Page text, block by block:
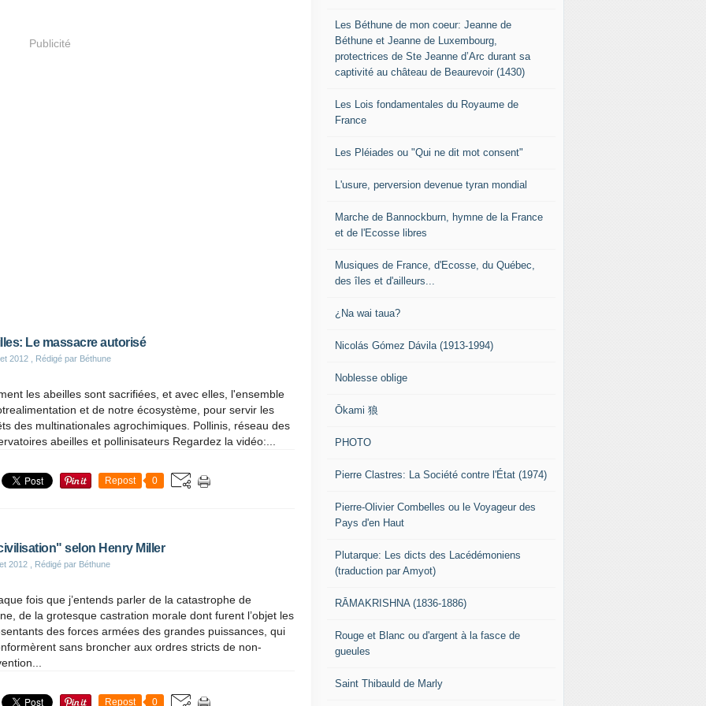
Publicité
Le massacre autorisé
2012 , Rédigé par Béthune
les abeilles sont sacrifiées, et avec elles, l'ensemble
et de notre écosystème, pour servir les
des multinationales agrochimiques. Pollinis, réseau des
abeilles et pollinisateurs Regardez la vidéo:...
Repost 0
selon Henry Miller
2012 , Rédigé par Béthune
fois que j’entends parler de la catastrophe de
de la grotesque castration morale dont furent l’objet les
des forces armées des grandes puissances, qui
sans broncher aux ordres stricts de non-
Repost 0
Les Béthune de mon coeur: Jeanne de
Béthune et Jeanne de Luxembourg,
protectrices de Ste Jeanne d’Arc durant sa
captivité au château de Beaurevoir (1430)
Les Lois fondamentales du Royaume de
France
Les Pléiades ou "Qui ne dit mot consent"
L'usure, perversion devenue tyran mondial
Marche de Bannockburn, hymne de la France
et de l'Ecosse libres
Musiques de France, d'Ecosse, du Québec,
des îles et d'ailleurs...
¿Na wai taua?
Nicolás Gómez Dávila (1913-1994)
Noblesse oblige
Ōkami 狼
PHOTO
Pierre Clastres: La Société contre l'État (1974)
Pierre-Olivier Combelles ou le Voyageur des
Pays d'en Haut
Plutarque: Les dicts des Lacédémoniens
(traduction par Amyot)
RĀMAKRISHNA (1836-1886)
Rouge et Blanc ou d'argent à la fasce de
gueules
Saint Thibauld de Marly